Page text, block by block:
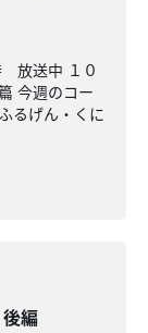
放送中 １０
今週のコー
るげん・くに
編